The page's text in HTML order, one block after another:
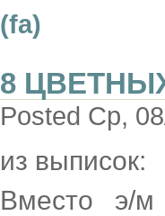
(fa)
8
Posted Ср,
из выписок:
Вместо э/м